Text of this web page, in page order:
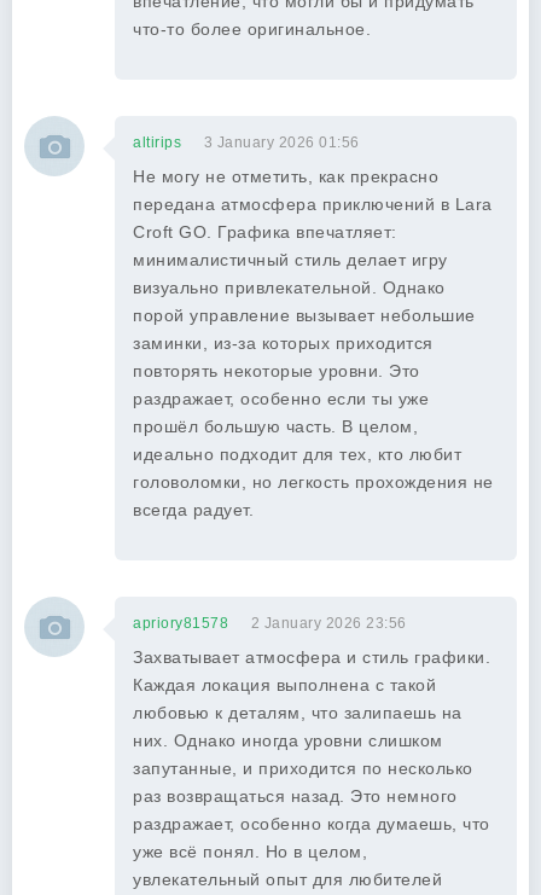
что-то более оригинальное.
altirips 3 January 2026 01:56
Не могу не отметить, как прекрасно
передана атмосфера приключений в Lara
Croft GO. Графика впечатляет:
минималистичный стиль делает игру
визуально привлекательной. Однако
порой управление вызывает небольшие
заминки, из-за которых приходится
повторять некоторые уровни. Это
раздражает, особенно если ты уже
прошёл большую часть. В целом,
идеально подходит для тех, кто любит
головоломки, но легкость прохождения не
всегда радует.
apriory81578 2 January 2026 23:56
Захватывает атмосфера и стиль графики.
Каждая локация выполнена с такой
любовью к деталям, что залипаешь на
них. Однако иногда уровни слишком
запутанные, и приходится по несколько
раз возвращаться назад. Это немного
раздражает, особенно когда думаешь, что
уже всё понял. Но в целом,
увлекательный опыт для любителей